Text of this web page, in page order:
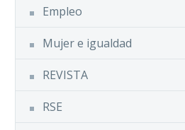
Empleo
Mujer e igualdad
REVISTA
RSE